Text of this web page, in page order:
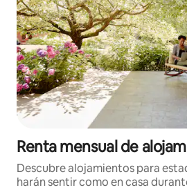
Renta mensual de
Descubre alojamientos para
harán sentir como en casa